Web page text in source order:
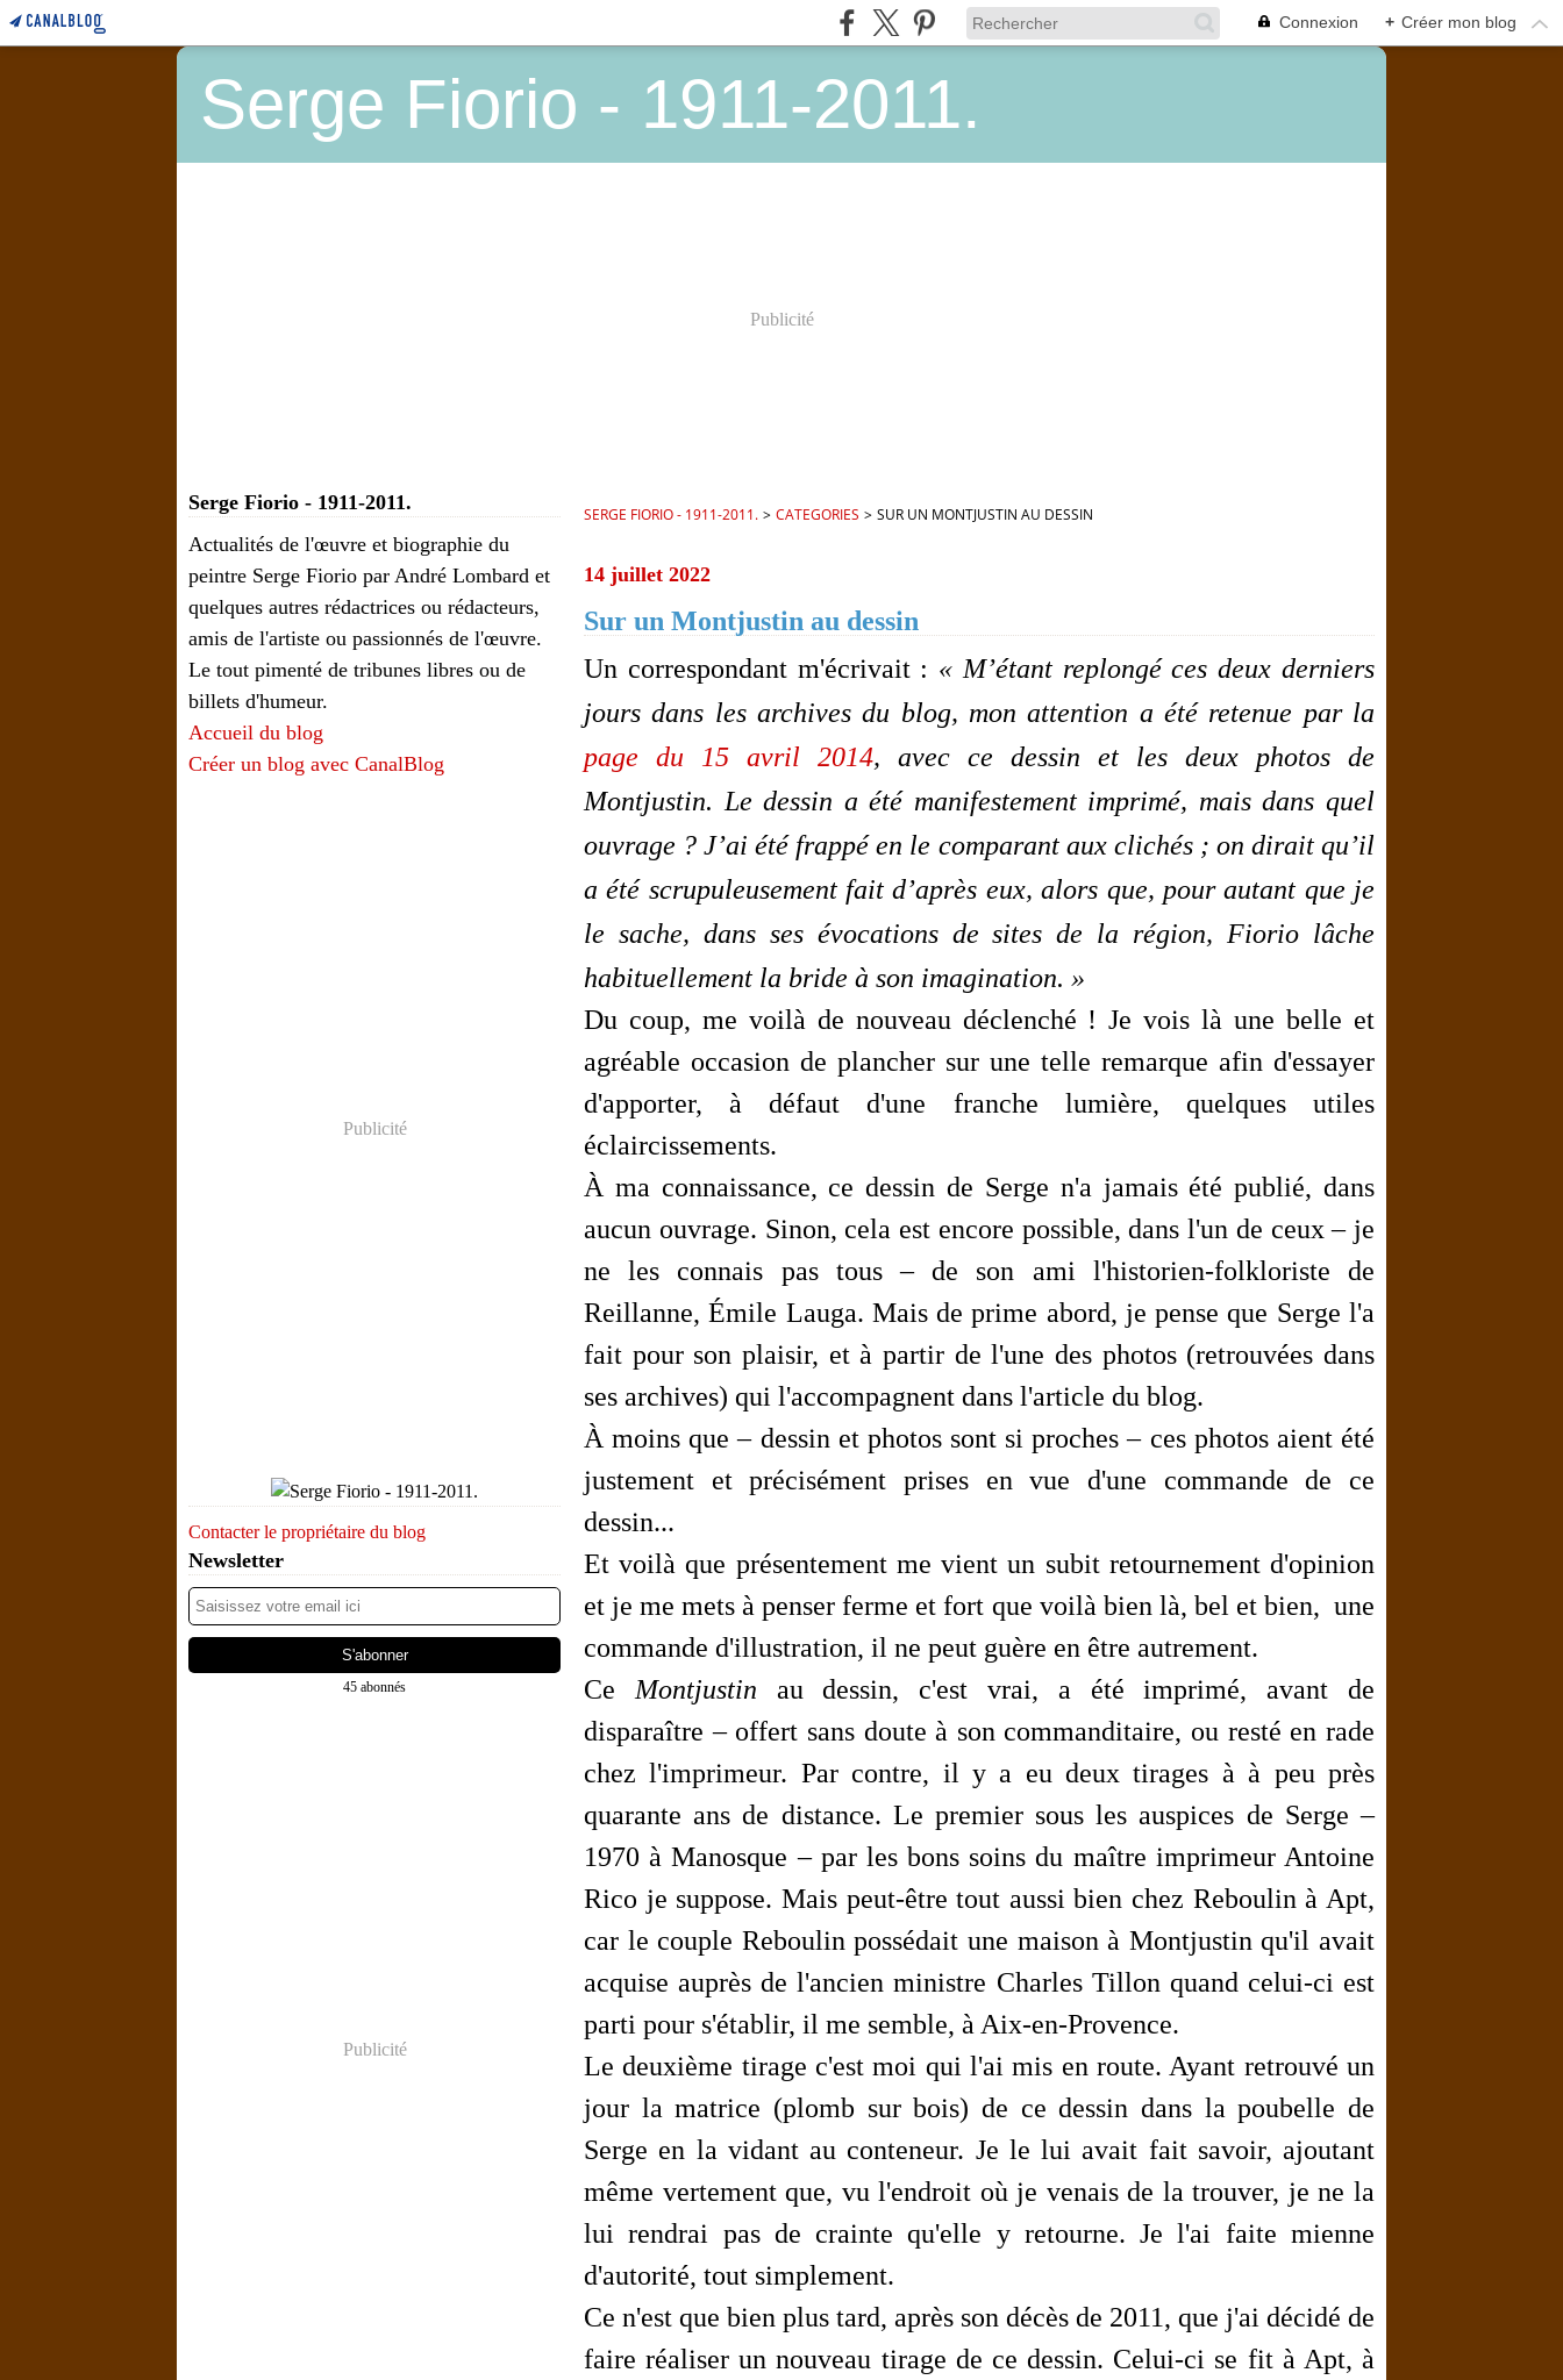
Connexion + Créer mon blog
Serge Fiorio - 1911-2011.
Publicité
Serge Fiorio - 1911-2011.
Actualités de l'œuvre et biographie du
peintre Serge Fiorio par André Lombard et
quelques autres rédactrices ou rédacteurs,
amis de l'artiste ou passionnés de l'œuvre.
Le tout pimenté de tribunes libres ou de
billets d'humeur.
Accueil du blog
Créer un blog avec CanalBlog
Publicité
Contacter le propriétaire du blog
Newsletter
45 abonnés
Publicité
SERGE FIORIO - 1911-2011. > CATEGORIES > SUR UN MONTJUSTIN AU DESSIN
14 juillet 2022
Sur un Montjustin au dessin
Un correspondant m'écrivait : « M’étant replongé ces deux derniers
jours dans les archives du blog, mon attention a été retenue par la
page du 15 avril 2014, avec ce dessin et les deux photos de
Montjustin. Le dessin a été manifestement imprimé, mais dans quel
ouvrage ? J’ai été frappé en le comparant aux clichés ; on dirait qu’il
a été scrupuleusement fait d’après eux, alors que, pour autant que je
le sache, dans ses évocations de sites de la région, Fiorio lâche
habituellement la bride à son imagination. »
Du coup, me voilà de nouveau déclenché ! Je vois là une belle et
agréable occasion de plancher sur une telle remarque afin d'essayer
d'apporter, à défaut d'une franche lumière, quelques utiles
éclaircissements.
À ma connaissance, ce dessin de Serge n'a jamais été publié, dans
aucun ouvrage. Sinon, cela est encore possible, dans l'un de ceux – je
ne les connais pas tous – de son ami l'historien-folkloriste de
Reillanne, Émile Lauga. Mais de prime abord, je pense que Serge l'a
fait pour son plaisir, et à partir de l'une des photos (retrouvées dans
ses archives) qui l'accompagnent dans l'article du blog.
À moins que – dessin et photos sont si proches – ces photos aient été
justement et précisément prises en vue d'une commande de ce
dessin...
Et voilà que présentement me vient un subit retournement d'opinion
et je me mets à penser ferme et fort que voilà bien là, bel et bien, une
commande d'illustration, il ne peut guère en être autrement.
Ce Montjustin au dessin, c'est vrai, a été imprimé, avant de
disparaître – offert sans doute à son commanditaire, ou resté en rade
chez l'imprimeur. Par contre, il y a eu deux tirages à à peu près
quarante ans de distance. Le premier sous les auspices de Serge–
1970 à Manosque–par les bons soins du maître imprimeur Antoine
Rico je suppose. Mais peut-être tout aussi bien chez Reboulin à Apt,
car le couple Reboulin possédait une maison à Montjustin qu'il avait
acquise auprès de l'ancien ministre Charles Tillon quand celui-ci est
parti pour s'établir, il me semble, à Aix-en-Provence.
Le deuxième tirage c'est moi qui l'ai mis en route. Ayant retrouvé un
jour la matrice (plomb sur bois) de ce dessin dans la poubelle de
Serge en la vidant au conteneur. Je le lui avait fait savoir, ajoutant
même vertement que, vu l'endroit où je venais de la trouver, je ne la
lui rendrai pas de crainte qu'elle y retourne. Je l'ai faite mienne
d'autorité, tout simplement.
Ce n'est que bien plus tard, après son décès de 2011, que j'ai décidé de
faire réaliser un nouveau tirage de ce dessin. Celui-ci se fit à Apt, à